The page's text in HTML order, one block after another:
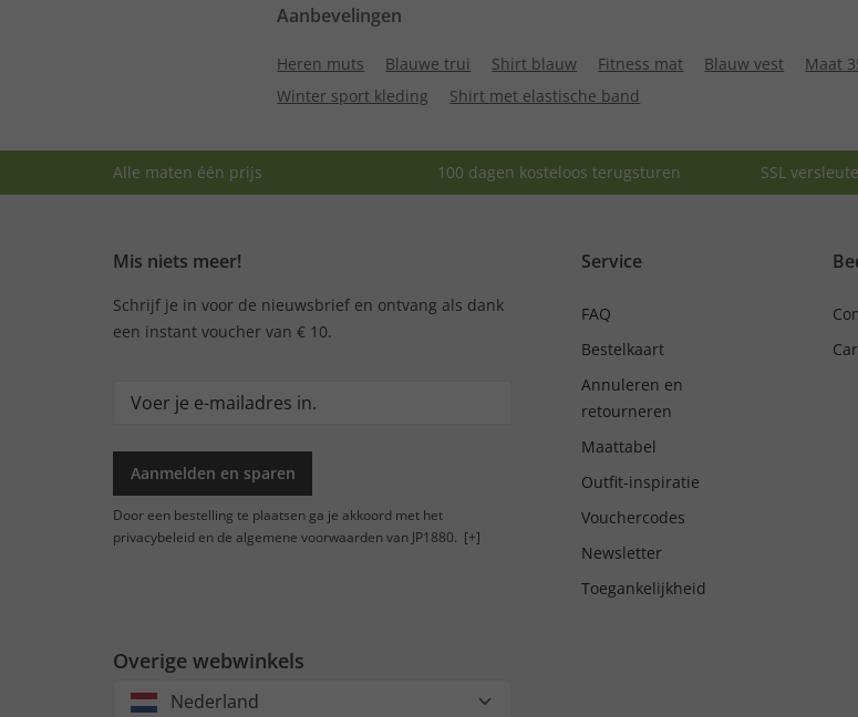
Aanbevelingen
Heren muts Blauwe trui Shirt blauw Fitness mat Blauw vest Maat
Winter sport kleding
Shirt met elastische band
Alle maten één prijs 100 dagen kosteloos terugsturen SSL
Mis niets meer!
Schrijf je in voor de nieuwsbrief en ontvang als dank
een instant voucher van € 10.
Aanmelden en sparen
Door een bestelling te plaatsen ga je akkoord met het
privacybeleid en de algemene voorwaarden van JP1880. [+]
Service
FAQ
Bestelkaart
Annuleren en
retourneren
Maattabel
Outfit-inspiratie
Vouchercodes
Newsletter
Toegankelijkheid
Overige webwinkels
Nederland